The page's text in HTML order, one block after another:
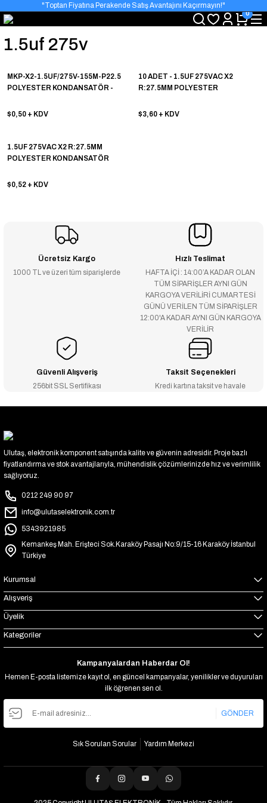
"Toptan Fiyatına Perakende Satış Avantajını Kaçırmayın!"
"Üyelere Özel: Stok Önceliği ve Proje Fiyatları."
0
1.5uf 275v
MKP-X2-1.5UF/275V-155M-P22.5
POLYESTER KONDANSATÖR -
$0,50 + KDV
10 ADET - 1.5UF 275VAC X2
R:27.5MM POLYESTER
FİYAT
$3,60 + KDV
1.5UF 275VAC X2 R:27.5MM
POLYESTER KONDANSATÖR
$0,52 + KDV
Ücretsiz Kargo
1000 TL ve üzeri tüm siparişlerde
Hızlı Teslimat
HAFTA İÇİ : 14:00’A KADAR OLAN
TÜM SİPARİŞLER AYNI GÜN
KARGOYA VERİLİRİ CUMARTESİ
GÜNÜ VERİLEN TÜM SİPARİŞLER
12:00'A KADAR AYNI GÜN KARGOYA
VERİLİR
Güvenli Alışveriş
256bit SSL Sertifikası
Taksit Seçenekleri
Kredi kartına taksit ve havale
Ulutaş, elektronik komponent satışında kalite ve güvenin adresidir. Proje bazlı
fiyatlandırma ve stok avantajlarıyla, mühendislik çözümlerinizde hız ve verimlilik
sağlıyoruz.
0212 249 90 97
info@ulutaselektronik.com.tr
5343921985
Kemankeş Mah. Erişteci Sok.Karaköy Pasajı No:9/15-16 Karaköy İstanbul
Türkiye
Kurumsal
Alışveriş
Üyelik
Kategoriler
Kampanyalardan Haberdar Ol!
Hemen E-posta listemize kayıt ol, en güncel kampanyalar, yenilikler ve duyuruları
ilk öğrenen sen ol.
GÖNDER
Sık Sorulan Sorular Yardım Merkezi